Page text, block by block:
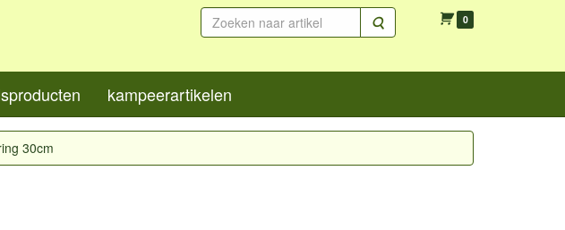
Zoeken 0
kampeerartikelen
30cm